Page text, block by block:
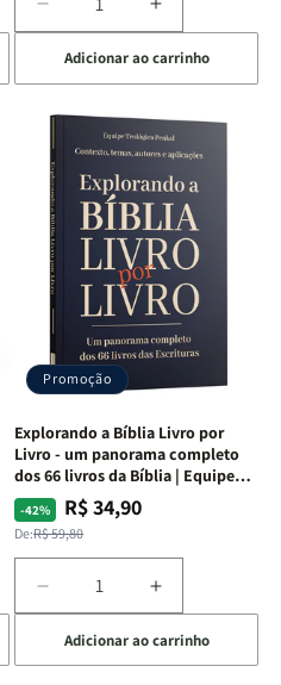
Diminuir
a
quantidade
de
Bíblia
o
Estudo
da
Mulher
NVA
Capa
Dura
|
Aumentar
a
quantidade
de
Bíblia
para
o
Estudo
Mulher
|
NVA
|
Capa
Dura
|
Adicionar ao carrinho
Promoção
Explorando a Bíblia Livro por
Livro - um panorama completo
dos 66 livros da Bíblia | Equipe
teológica Penkal
-42%
Preço
normal
De:R$ 59,80
Preço
promocional
R$ 34,90
Diminuir
a
quantidade
de
Aumentar
a
quantidade
de
Adicionar ao carrinho